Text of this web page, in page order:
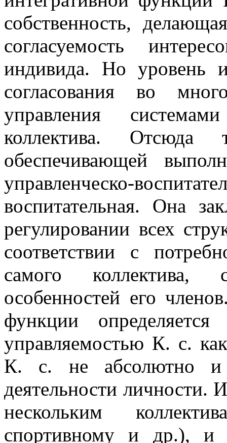
собственность,
согласуемость
индивида. Но уровень
согласования во
управления
коллектива.
обеспечивающей
управленческо-
воспитательная. Она
регулировании всех
соответствии с
самого коллектива,
особенностей его
функции
управляемостью К. с.
К. с. не абсолютно и
деятельности
нескольким
спортивному и др.),